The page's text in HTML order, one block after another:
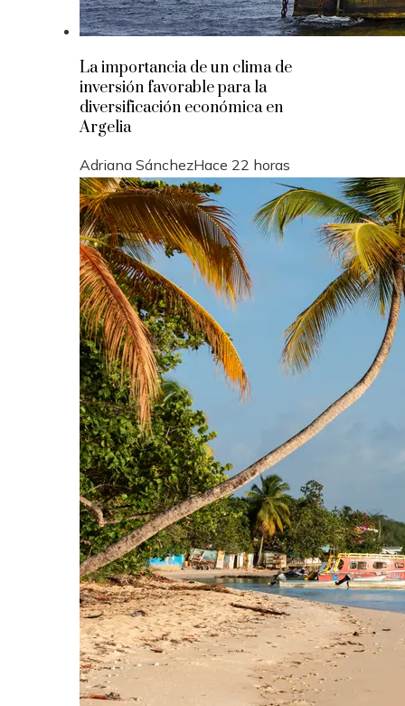
La importancia de un clima de
inversión favorable para la
diversificación económica en
Argelia
Adriana SánchezHace 22 horas